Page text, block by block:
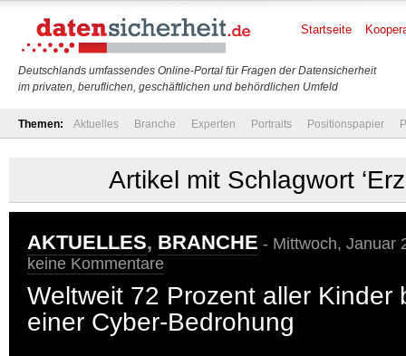
Deutschlands umfassendes Online-Portal für Fragen der Datensicherheit
im privaten, beruflichen, geschäftlichen und behördlichen Umfeld
Startseite
Themen: Aktuelles Branche Experten Portraits Positionspapier
Artikel mit Schlagwort
AKTUELLES, BRANCHE - Mittwoch, Januar
keine Kommentare
Weltweit 72 Prozent aller Kinder
einer Cyber-Bedrohung